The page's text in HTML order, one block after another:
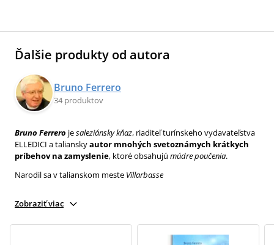
Ďalšie produkty od autora
Bruno Ferrero
34 produktov
Bruno Ferrero jesaleziánsky kňaz, riaditeľ turínskeho vydavateľstva
ELLEDICI a talianskyautor mnohých svetoznámych krátkych
príbehov na zamyslenie, ktoré obsahujú múdre poučenia.
Narodil sa v talianskom meste Villarbasse
Zobraziť viac